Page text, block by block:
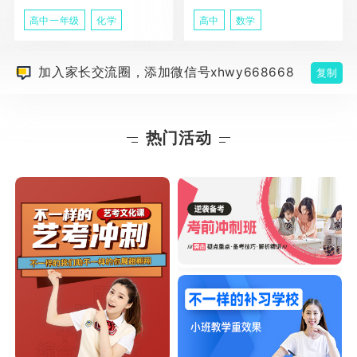
高中一年级 化学 高中 数学
加入家长交流圈，添加微信号xhwy668668 复制
热门活动